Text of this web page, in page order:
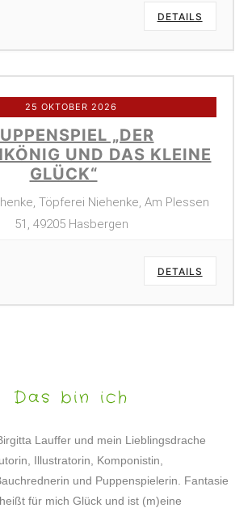
DETAILS
25 OKTOBER 2026
„DER
UND DAS KLEINE
GLÜCK“
Töpferei Niehenke, Am Plessen
51, 49205 Hasbergen
DETAILS
Das bin ich
Lauffer und mein Lieblingsdrache
Illustratorin, Komponistin,
und Puppenspielerin. Fantasie
für mich Glück und ist (m)eine